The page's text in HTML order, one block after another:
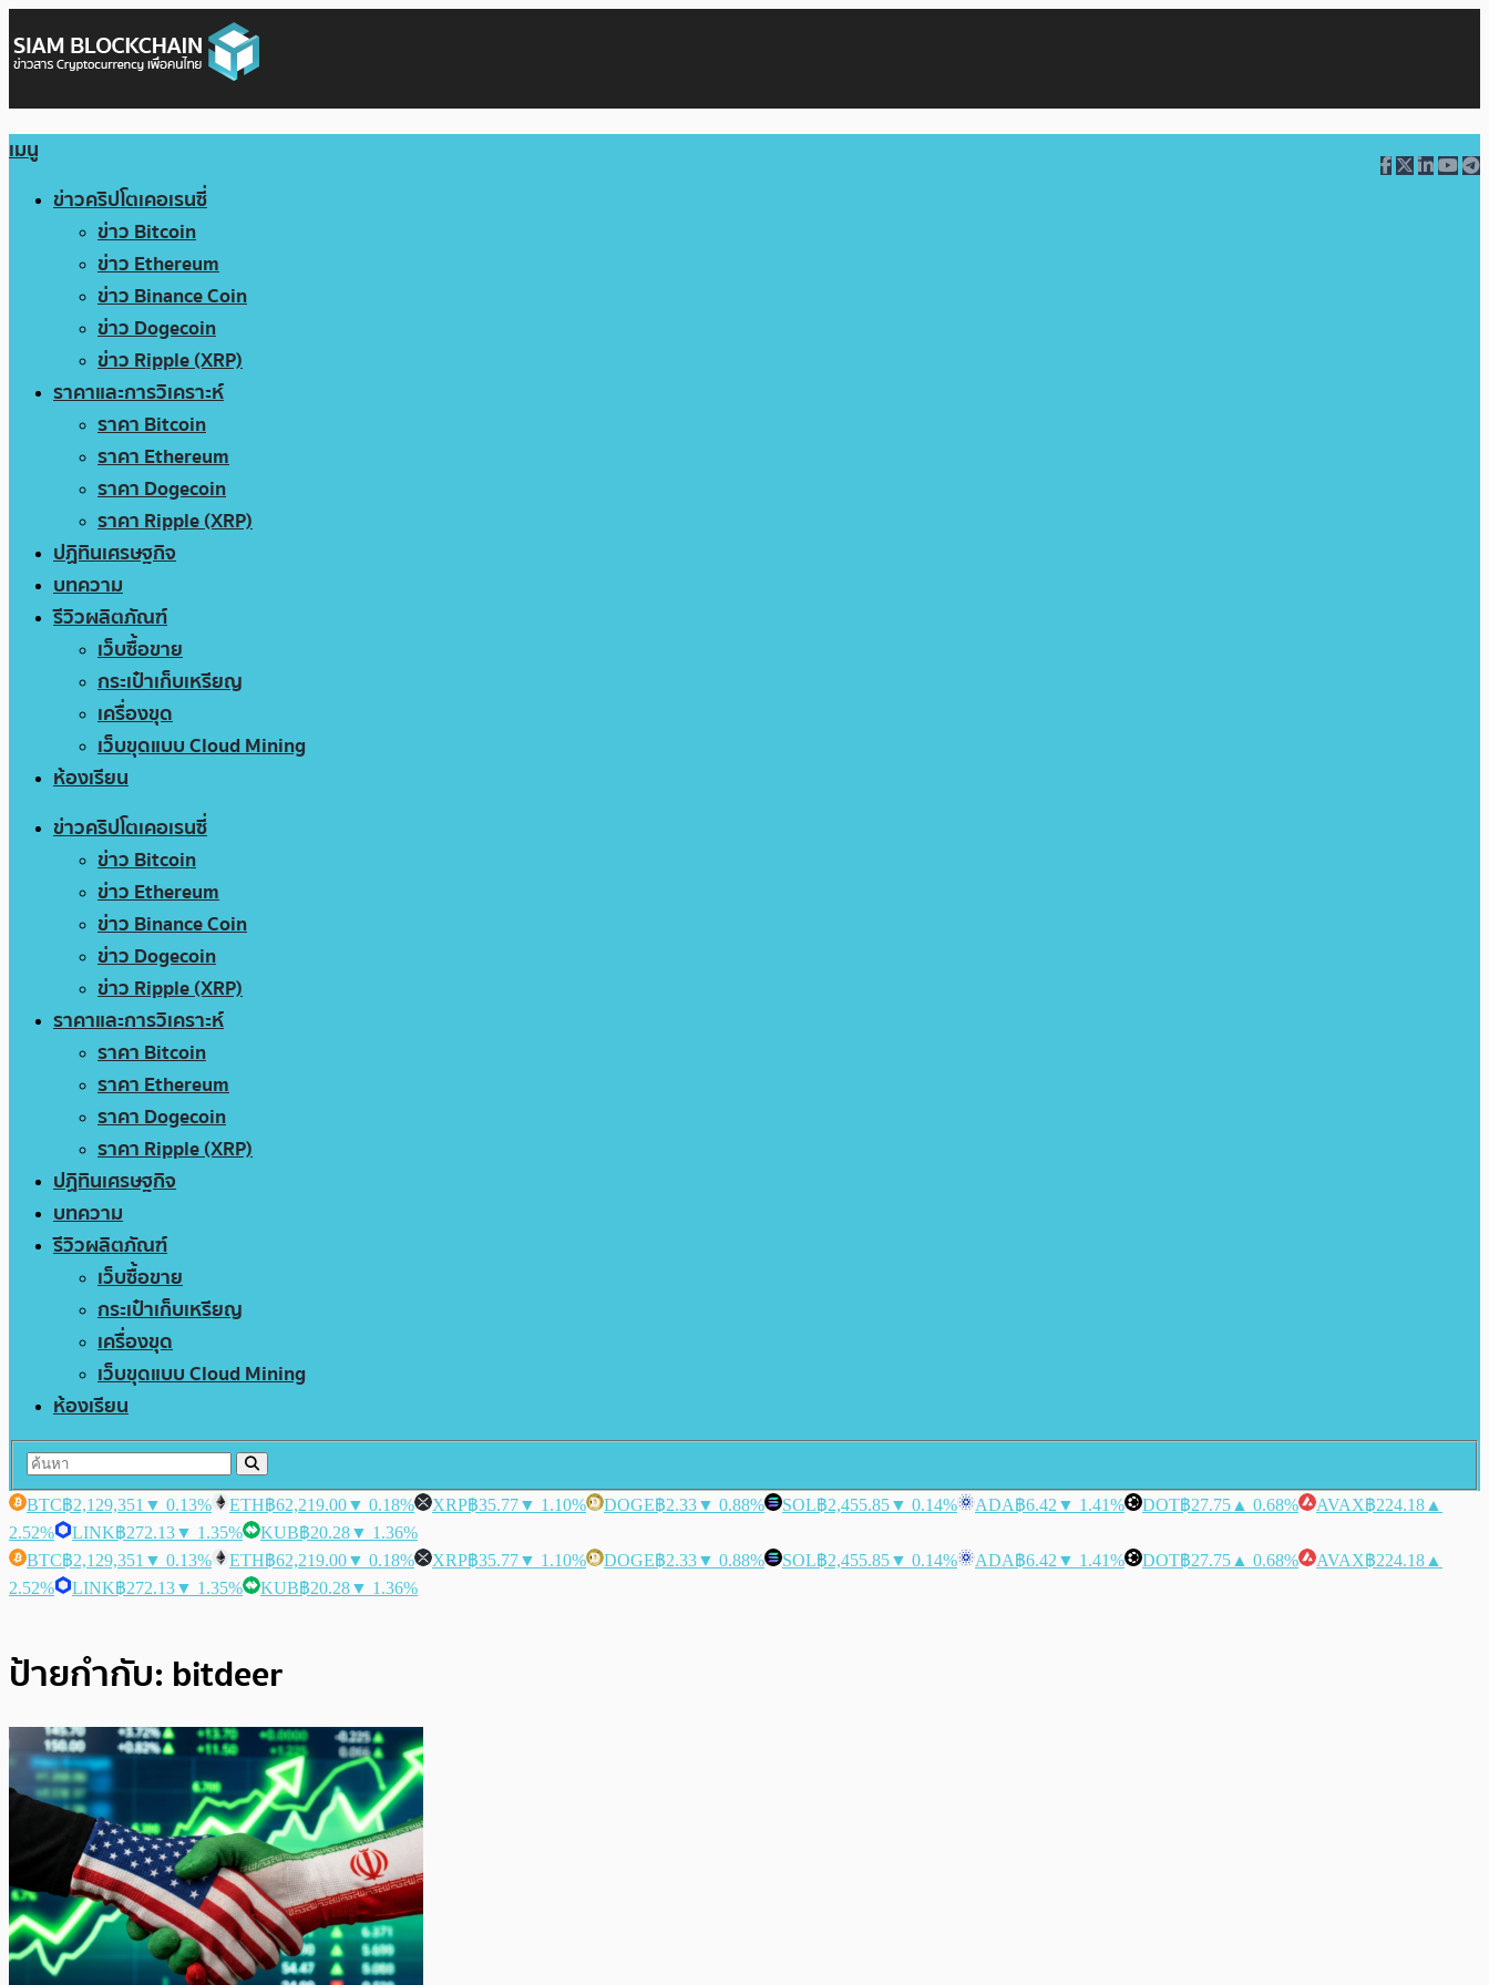
เมนู
ข่าวคริปโตเคอเรนซี่
ข่าว Bitcoin
ข่าว Ethereum
ข่าว Binance Coin
ข่าว Dogecoin
ข่าว Ripple (XRP)
ราคาและการวิเคราะห์
ราคา Bitcoin
ราคา Ethereum
ราคา Dogecoin
ราคา Ripple (XRP)
ปฏิทินเศรษฐกิจ
บทความ
รีวิวผลิตภัณฑ์
เว็บซื้อขาย
กระเป๋าเก็บเหรียญ
เครื่องขุด
เว็บขุดแบบ Cloud Mining
ห้องเรียน
ข่าวคริปโตเคอเรนซี่
ข่าว Bitcoin
ข่าว Ethereum
ข่าว Binance Coin
ข่าว Dogecoin
ข่าว Ripple (XRP)
ราคาและการวิเคราะห์
ราคา Bitcoin
ราคา Ethereum
ราคา Dogecoin
ราคา Ripple (XRP)
ปฏิทินเศรษฐกิจ
บทความ
รีวิวผลิตภัณฑ์
เว็บซื้อขาย
กระเป๋าเก็บเหรียญ
เครื่องขุด
เว็บขุดแบบ Cloud Mining
ห้องเรียน
BTC฿2,129,351 ▼ 0.13% ETH฿62,219.00▼ 0.18% XRP฿35.77▼ 1.10% DOGE฿2.33▼ 0.88% SOL฿2,455.85▼ 0.14% ADA฿6.42 ▼ 1.41% DOT฿27.75 ▲ 0.68% AVAX฿224.18 ▲
2.52%
LINK฿272.13▼ 1.35% KUB฿20.28▼ 1.36%
BTC฿2,129,351 ▼ 0.13% ETH฿62,219.00▼ 0.18% XRP฿35.77▼ 1.10% DOGE฿2.33▼ 0.88% SOL฿2,455.85▼ 0.14% ADA฿6.42 ▼ 1.41% DOT฿27.75 ▲ 0.68% AVAX฿224.18 ▲
2.52%
LINK฿272.13▼ 1.35% KUB฿20.28▼ 1.36%
ป้ายกำกับ: bitdeer